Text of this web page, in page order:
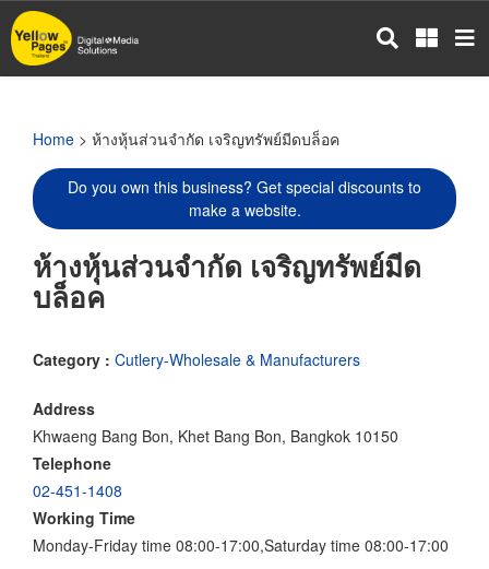
Skip
to
main
Home > ห้างหุ้นส่วนจำกัด เจริญทรัพย์มีดบล็อค
Do you own this business? Get special discounts to
make a website.
ห้างหุ้นส่วนจำกัด เจริญทรัพย์มีด
บล็อค
Category : Cutlery-Wholesale & Manufacturers
Address
Khwaeng Bang Bon, Khet Bang Bon, Bangkok 10150
Telephone
02-451-1408
Working Time
Monday-Friday time 08:00-17:00,Saturday time 08:00-17:00